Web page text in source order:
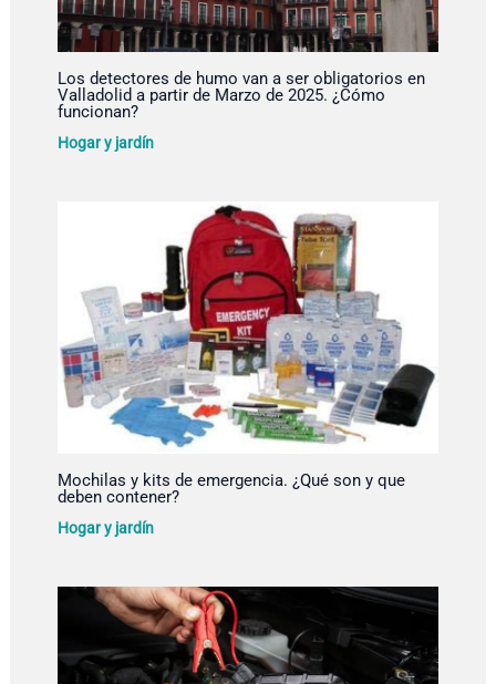
Los detectores de humo van a ser obligatorios en
Valladolid a partir de Marzo de 2025. ¿Cómo
funcionan?
Hogar y jardín
Mochilas y kits de emergencia. ¿Qué son y que
deben contener?
Hogar y jardín